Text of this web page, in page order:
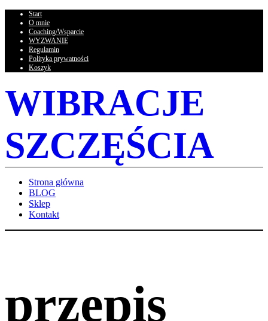
Start
O mnie
Coaching/Wsparcie
WYZWANIE
Regulamin
Polityka prywatności
Koszyk
WIBRACJE
SZCZĘŚCIA
Strona główna
BLOG
Sklep
Kontakt
przepis